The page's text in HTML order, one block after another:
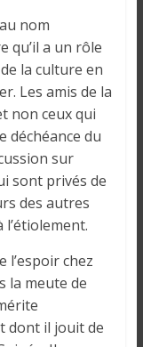
nom
qu’il a un rôle
la culture en
Les amis de la
non ceux qui
déchéance du
sur
sont privés de
des autres
l’étiolement.
chez
la meute de
dont il jouit de